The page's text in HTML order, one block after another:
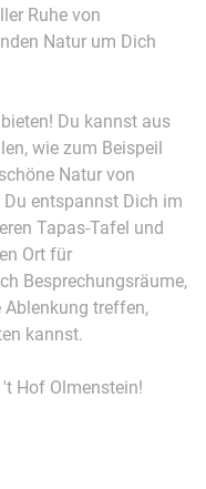
Ruhe von
Natur um Dich
Du kannst aus
wie zum Beispeil
Natur von
Du entspannst Dich im
Tapas-Tafel und
Ort für
Besprechungsräume,
Ablenkung treffen,
kannst.
Hof Olmenstein!